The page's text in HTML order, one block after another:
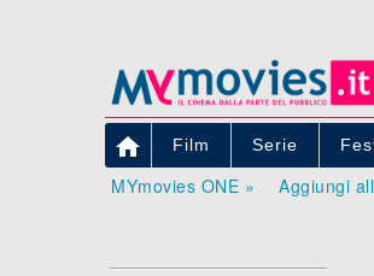
 Film Serie
MYmovies ONE » Aggiungi